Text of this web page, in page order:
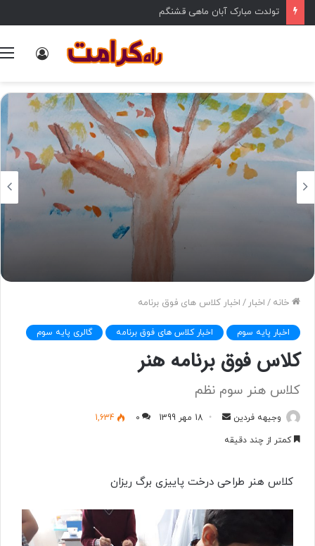
تولدت مبارک آبان ماهی قشنگم
خانه / اخبار / اخبار کلاس های فوق برنامه
اخبار پایه سوم اخبار کلاس های فوق برنامه گالری پایه سوم
کلاس فوق برنامه هنر
کلاس هنر سوم نظم
وجیهه فردین
ل
ه
18 مهر 1399 0
1,634
کمتر از چند دقیقه
کلاس هنر طراحی درخت پاییزی برگ ریزان